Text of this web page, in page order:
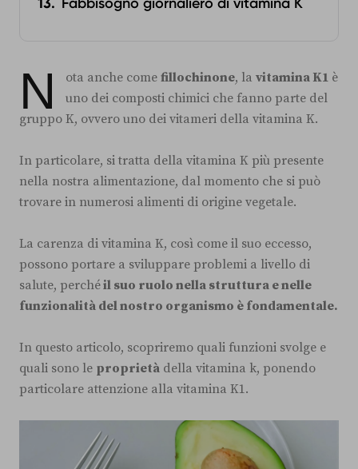
N ota anche come fillochinone, la vitamina K1 è
uno dei composti chimici che fanno parte del
gruppo K, ovvero uno dei vitameri della vitamina K.
In particolare, si tratta della vitamina K più presente
nella nostra alimentazione, dal momento che si può
trovare in numerosi alimenti di origine vegetale.
La carenza di vitamina K, così come il suo eccesso,
possono portare a sviluppare problemi a livello di
salute, perchéil suo ruolo nella struttura e nelle
funzionalità del nostro organismo è fondamentale.
In questo articolo, scopriremo quali funzioni svolge e
quali sono le proprietà della vitamina k, ponendo
particolare attenzione alla vitamina K1.